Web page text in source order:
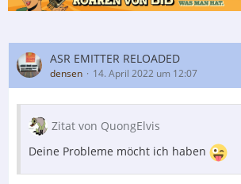
ASR EMITTER RELOADED
densen 14. April 2022 um 12:07
Zitat von QuongElvis
Deine Probleme möcht ich haben